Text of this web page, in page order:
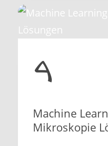
ࠓ
Machine
Mikroskopie